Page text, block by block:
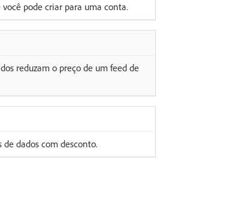
pode criar para uma conta.
reduzam o preço de um feed de
dados com desconto.